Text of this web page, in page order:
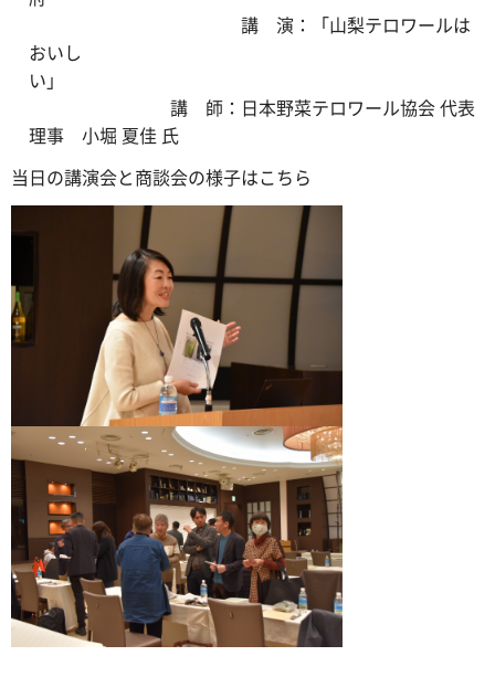
講 演：「山梨テロワールは
おいし
い」
講 師：日本野菜テロワール協会 代表
理事 小堀 夏佳 氏
当日の講演会と商談会の様子はこちら